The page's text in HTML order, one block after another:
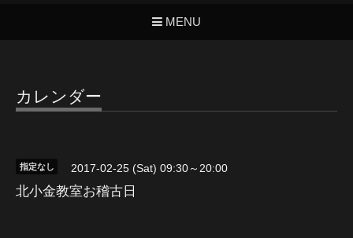
MENU
カレンダー
指定なし 2017-02-25 (Sat) 09:30～20:00
北小金教室お稽古日